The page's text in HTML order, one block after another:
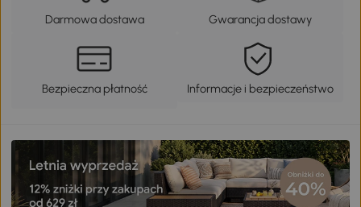
Darmowa dostawa Gwarancja dostawy
Bezpieczna płatność Informacje i bezpieczeństwo